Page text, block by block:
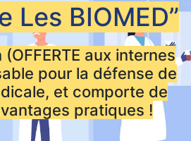
Les BIOMED”
aux internes
pour la défense de
et comporte de
pratiques !